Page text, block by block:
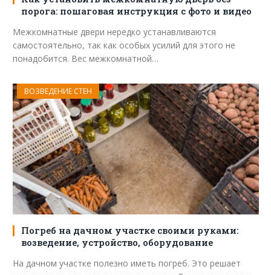
порога: пошаговая инструкция с фото и видео
Межкомнатные двери нередко устанавливаются
самостоятельно, так как особых усилий для этого не
понадобится. Вес межкомнатной…
ВОЗВЕДЕНИЕ СТЕН
Погреб на дачном участке своими руками:
возведение, устройство, оборудование
На дачном участке полезно иметь погреб. Это решает